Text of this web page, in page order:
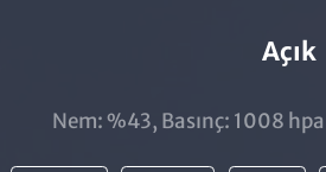
Açık
Nem: %43, Basınç: 1008